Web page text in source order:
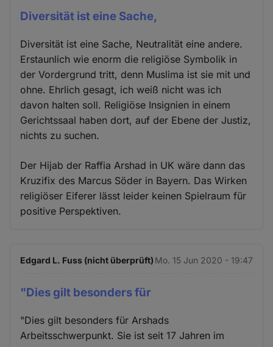
Diversität ist eine Sache,
Diversität ist eine Sache, Neutralität eine andere.
Erstaunlich wie enorm die religiöse Symbolik in
der Vordergrund tritt, denn Muslima ist sie mit und
ohne. Ehrlich gesagt, ich weiß nicht was ich
davon halten soll. Religiöse Insignien in einem
Gerichtssaal haben dort, auf der Ebene der Justiz,
nichts zu suchen.
Der Hijab der Raffia Arshad in UK wäre dann das
Kruzifix des Marcus Söder in Bayern. Das Wirken
religiöser Eiferer lässt leider keinen Spielraum für
positive Perspektiven.
Edgard L. Fuss (nicht überprüft) Mo. 15 Jun 2020 - 19:47
"Dies gilt besonders für
"Dies gilt besonders für Arshads
Arbeitsschwerpunkt. Sie ist seit 17 Jahren im